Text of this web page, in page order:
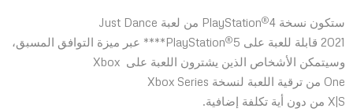
ستكون نسخة PlayStation ®
4 من لعبة Just Dance
2021 قابلة للعبة على PlayStation
®
5**** عبر ميزة التوافق المسبق،
وسيتمكن الأشخاص الذين يشترون اللعبة على Xbox
One من ترقية اللعبة لنسخة Xbox Series
X|S من دون أية تكلفة إضافية.